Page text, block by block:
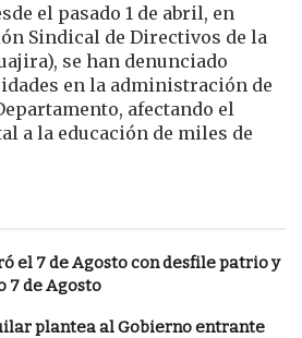
el pasado 1 de abril, en
Sindical de Directivos de la
se han denunciado
en la administración de
afectando el
a la educación de miles de
el 7 de Agosto con desfile patrio y
7 de Agosto
plantea al Gobierno entrante